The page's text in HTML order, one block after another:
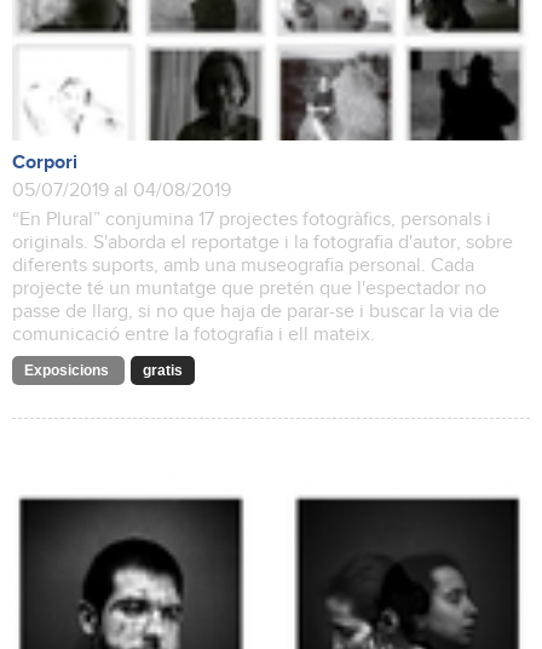
Corpori
05/07/2019 al 04/08/2019
“En Plural” conjumina 17 projectes fotogràfics, personals i
originals. S'aborda el reportatge i la fotografia d'autor, sobre
diferents suports, amb una museografia personal. Cada
projecte té un muntatge que pretén que l'espectador no
passe de llarg, si no que haja de parar-se i buscar la via de
comunicació entre la fotografia i ell mateix.
Exposicions gratis